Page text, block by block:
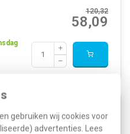
gebruiken wij cookies voor
advertenties. Lees
120,32
58,09
leeg Systeem 55 3x